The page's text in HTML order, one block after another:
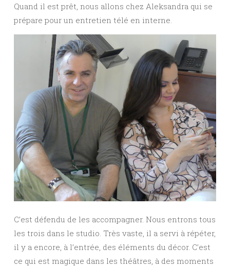
Quand il est prêt, nous allons chez Aleksandra qui se
prépare pour un entretien télé en interne.
C’est défendu de les accompagner. Nous entrons tous
les trois dans le studio. Très vaste, il a servi à répéter,
il y a encore, à l’entrée, des éléments du décor. C’est
ce qui est magique dans les théâtres, à des moments